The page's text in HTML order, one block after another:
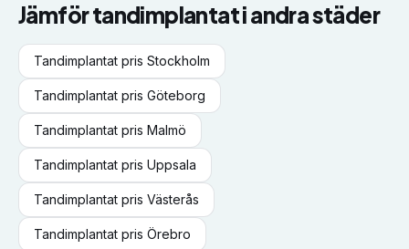
Jämförtandimplantati andra städer
Tandimplantat pris Stockholm
Tandimplantat pris Göteborg
Tandimplantat pris Malmö
Tandimplantat pris Uppsala
Tandimplantat pris Västerås
Tandimplantat pris Örebro